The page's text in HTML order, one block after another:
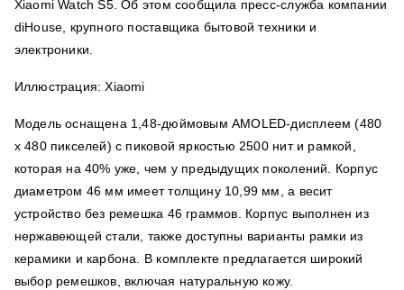
Xiaomi Watch S5. Об этом сообщила пресс-служба компании
diHouse, крупного поставщика бытовой техники и
электроники.
Иллюстрация: Xiaomi
Модель оснащена 1,48-дюймовым AMOLED-дисплеем (480
х 480 пикселей) с пиковой яркостью 2500 нит и рамкой,
которая на 40% уже, чем у предыдущих поколений. Корпус
диаметром 46 мм имеет толщину 10,99 мм, а весит
устройство без ремешка 46 граммов. Корпус выполнен из
нержавеющей стали, также доступны варианты рамки из
керамики и карбона. В комплекте предлагается широкий
выбор ремешков, включая натуральную кожу.